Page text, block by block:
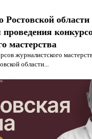
Ростовской области
мастерства
журналистского
области...